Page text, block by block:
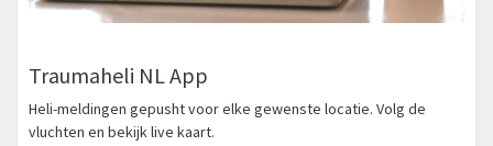
Traumaheli NL App
Heli-meldingen gepusht voor elke gewenste locatie. Volg de
vluchten en bekijk live kaart.